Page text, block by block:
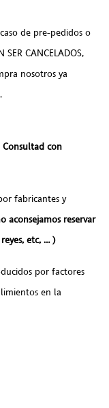
de pre-pedidos o
CANCELADOS,
nosotros ya
con
fabricantes y
aconsejamos reservar
etc, … )
por factores
en la